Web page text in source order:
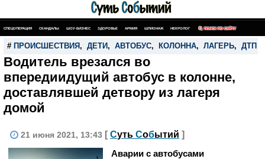
СПЕЦОПЕРАЦИЯ СКАНДАЛЫ ШОУ-БИЗНЕС ЗДОРОВЬЕ АРМИЯ ШПИОНАЖ НЕКРОЛОГ ПОИСК ПО САЙТУ
# ПРОИСШЕСТВИЯ , ДЕТИ , АВТОБУС, КОЛОННА, ЛАГЕРЬ, ДТП
Водитель врезался во
впередиидущий автобус в колонне,
доставлявшей детвору из лагеря
домой
21 июня 2021, 13:43 [ Суть Событий ]
Аварии с автобусами